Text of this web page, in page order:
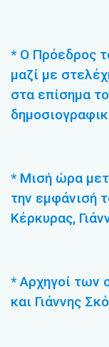
* Ο Πρόεδρος
μαζί με
στα επίσημα
* Μισή ώρα
την εμφάνισή
Κέρκυρας,
* Αρχηγοί των
και Γιάννης